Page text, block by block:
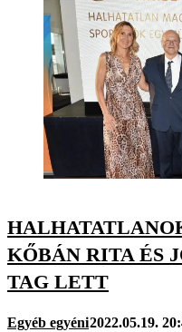
KŐBÁN RITA ÉS
TAG LETT
Egyéb egyéni2022.05.19.